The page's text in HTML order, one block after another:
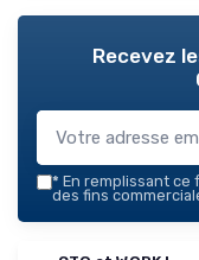
Recevez
* En remplissant ce
des fins